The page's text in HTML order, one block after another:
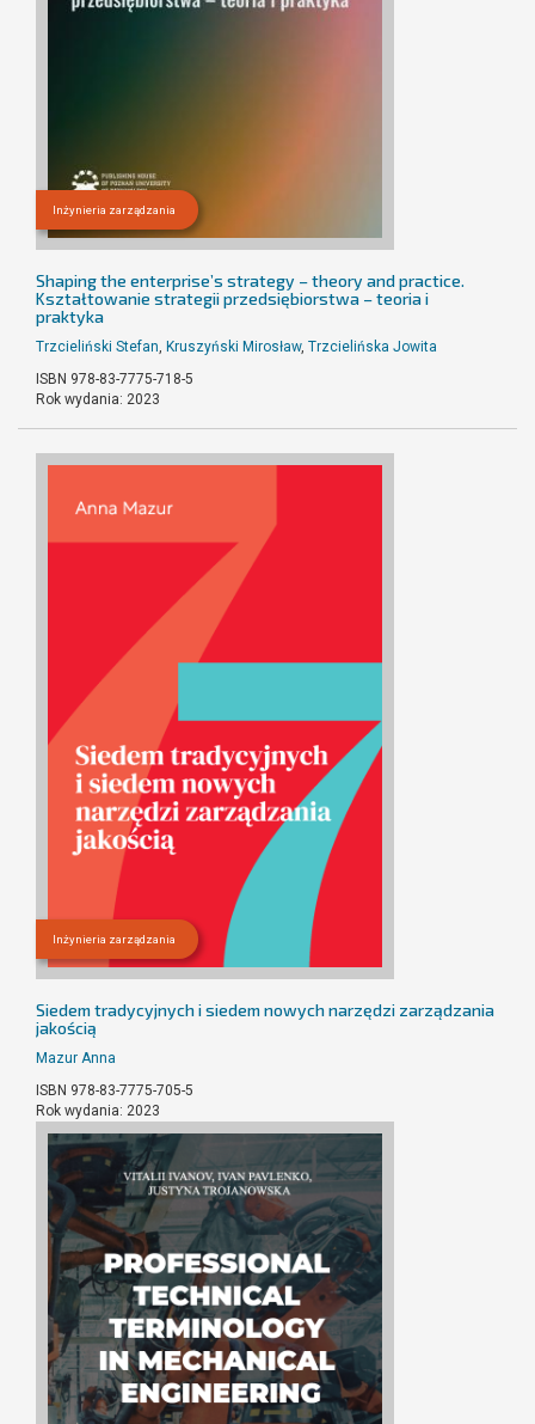
Inżynieria zarządzania
Shaping the enterprise’s strategy – theory and practice.
Kształtowanie strategii przedsiębiorstwa – teoria i
praktyka
Trzcieliński Stefan, Kruszyński Mirosław, Trzcielińska Jowita
ISBN 978-83-7775-718-5
Rok wydania: 2023
Inżynieria zarządzania
Siedem tradycyjnych i siedem nowych narzędzi zarządzania
jakością
Mazur Anna
ISBN 978-83-7775-705-5
Rok wydania: 2023